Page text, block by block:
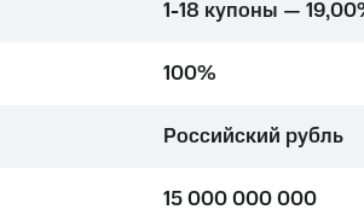
1-18 купоны —
100%
Российский рубль
15 000 000 000